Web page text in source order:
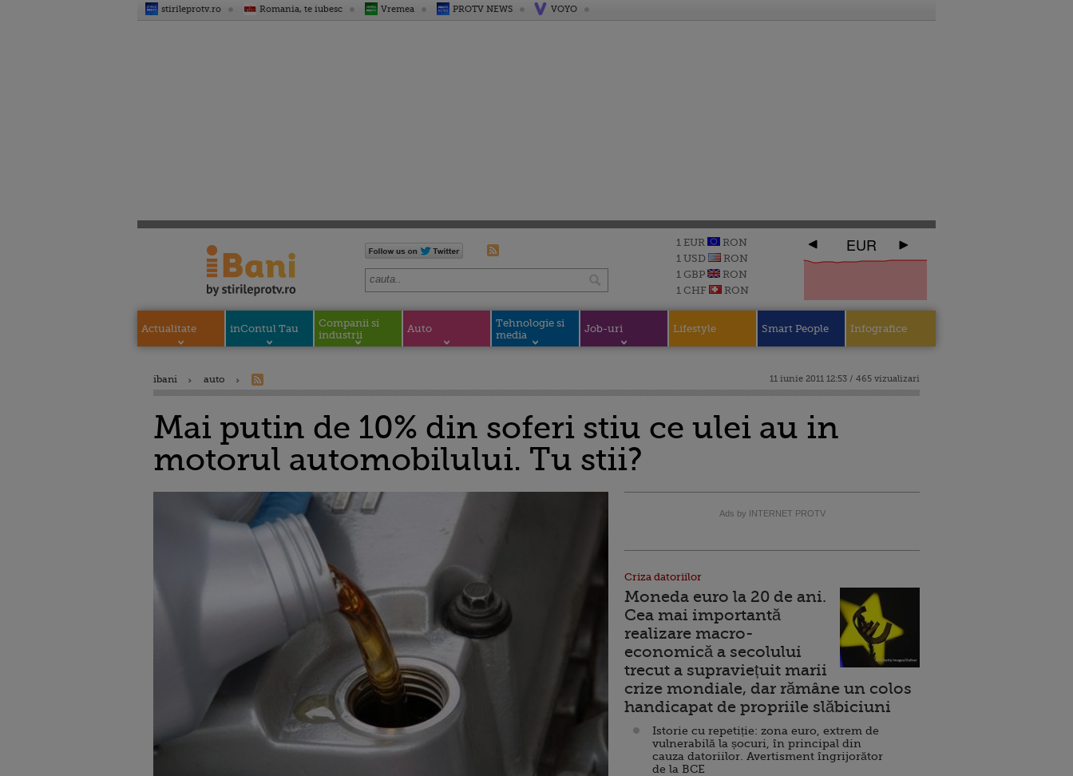
stirileprotv.ro Romania, te iubesc Vremea PROTV NEWS VOYO
1 EUR
RON
1 USD
RON
1 GBP
RON
1 CHF
RON
EUR
Actualitate inContul Tau
Companii si
industrii
Auto
Tehnologie si
media
Job-uri Lifestyle Smart People Infografice
ibani auto 11 iunie 2011 12:53 / 465 vizualizari
Mai putin de 10% din soferi stiu ce ulei au in
motorul automobilului. Tu stii?
Ads by INTERNET PROTV
Criza datoriilor
Moneda euro la 20 de ani.
Cea mai importantă
realizare macro-
economică a secolului
trecut a supraviețuit marii
crize mondiale, dar rămâne un colos
handicapat de propriile slăbiciuni
Istorie cu repetiție: zona euro, extrem de
vulnerabilă la șocuri, în principal din
cauza datoriilor. Avertisment îngrijorător
de la BCE